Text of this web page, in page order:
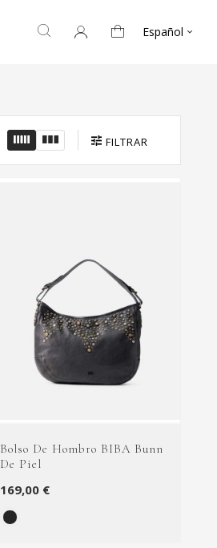
Español 
FILTRAR
Bolso De Hombro BIBA Bunn
De Piel
169,00 €